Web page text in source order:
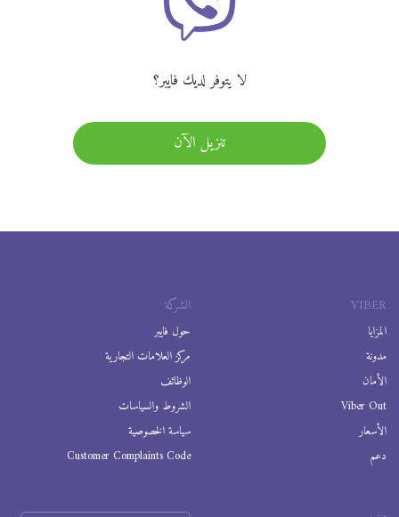
لا يتوفر لديك فايبر؟
تنزيل الآن
VIBER
المزايا
مدونة
الأمان
Viber Out
الأسعار
دعم
الشركة
حول فايبر
مركز العلامات التجارية
الوظائف
الشروط والسياسات
سياسة الخصوصية
Customer Complaints Code